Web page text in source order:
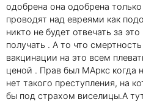
одобрена она одобрена
проводят над евреями как
никто не будет отвечать за
получать . А то что
вакцинации на это всем
ценой . Прав был МАркс когда
нет такого преступления, на
бы под страхом виселицы.А